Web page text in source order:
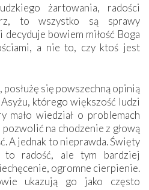
żartowania, radości
to wszystko są sprawy
bowiem miłość Boga
a nie to, czy ktoś jest
posłużę się powszechną opinią
którego większość ludzi
mało wiedział o problemach
na chodzenie z głową
A jednak to nieprawda. Święty
to radość, ale tym bardziej
ogromne cierpienie.
ukazują go jako często